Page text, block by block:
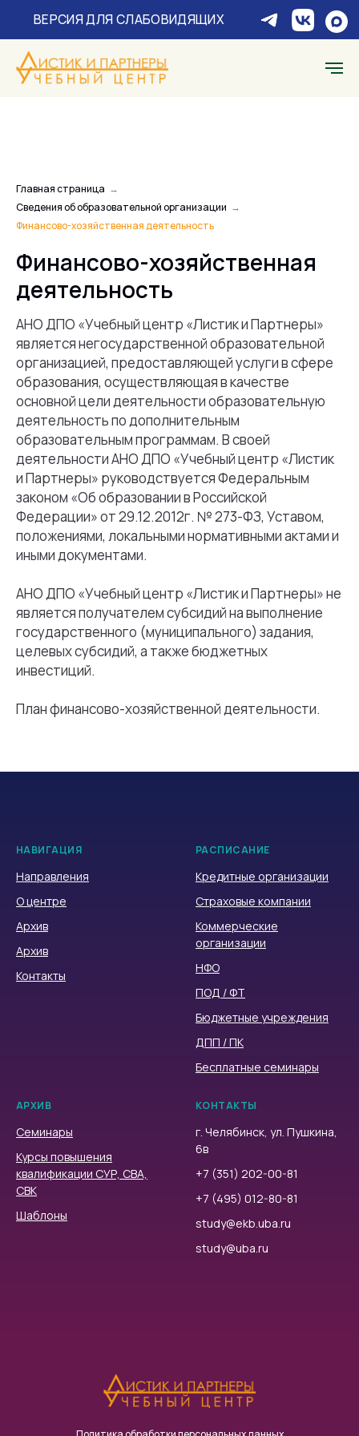
ВЕРСИЯ ДЛЯ СЛАБОВИДЯЩИХ
Главная страница →
Сведения об образовательной организации →
Финансово-хозяйственная деятельность
Финансово-хозяйственная
деятельность
АНО ДПО «Учебный центр «Листик и Партнеры»
является негосударственной образовательной
организацией, предоставляющей услуги в сфере
образования, осуществляющая в качестве
основной цели деятельности образовательную
деятельность по дополнительным
образовательным программам. В своей
деятельности АНО ДПО «Учебный центр «Листик
и Партнеры» руководствуется Федеральным
законом «Об образовании в Российской
Федерации» от 29.12.2012г. № 273-ФЗ, Уставом,
положениями, локальными нормативными актами и
иными документами.
АНО ДПО «Учебный центр «Листик и Партнеры» не
является получателем субсидий на выполнение
государственного (муниципального) задания,
целевых субсидий, а также бюджетных
инвестиций.
План финансово-хозяйственной деятельности.
НАВИГАЦИЯ
Направления
О центре
Архив
Архив
Контакты
РАСПИСАНИЕ
Кредитные организации
Страховые компании
Коммерческие
организации
НФО
ПОД / ФТ
Бюджетные учреждения
ДПП / ПК
Бесплатные семинары
АРХИВ
Семинары
Курсы повышения
квалификации СУР, СВА,
СВК
Шаблоны
КОНТАКТЫ
г. Челябинск, ул. Пушкина,
6в
+7 (351) 202-00-81
+7 (495) 012-80-81
study@ekb.uba.ru
study@uba.ru